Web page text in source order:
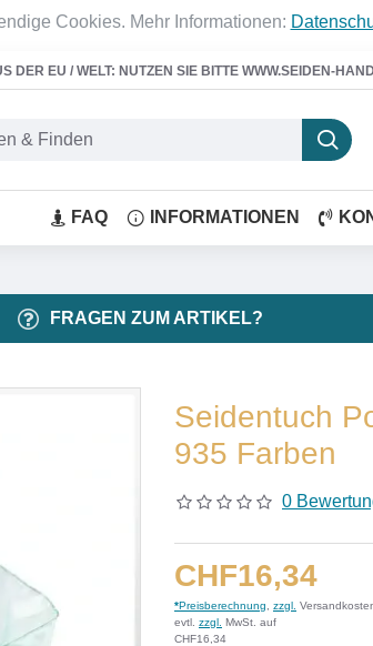
Cookies. Mehr Informationen:
DER EU / WELT: NUTZEN SIE BITTE WWW.SEIDEN-
FAQ INFORMATIONEN
FRAGEN ZUM ARTIKEL?
Seidentuch
935 Farben
0
CHF16,34
*Preisberechnung zzgl.
evtl. zzgl. MwSt. auf
CHF16,34